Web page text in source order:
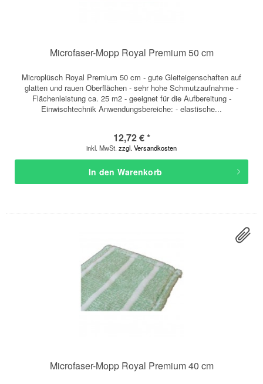
Microfaser-Mopp Royal Premium 50 cm
Microplüsch Royal Premium 50 cm - gute Gleiteigenschaften auf
glatten und rauen Oberflächen - sehr hohe Schmutzaufnahme -
Flächenleistung ca. 25 m2 - geeignet für die Aufbereitung -
Einwischtechnik Anwendungsbereiche: - elastische...
12,72 € *
inkl. MwSt. zzgl. Versandkosten
In den Warenkorb
Microfaser-Mopp Royal Premium 40 cm